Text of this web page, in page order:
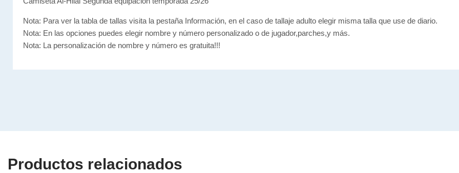
Nota: Para ver la tabla de tallas visita la pestaña Información, en el caso de tallaje adulto elegir misma talla que use de diario.
Nota: En las opciones puedes elegir nombre y número personalizado o de jugador,parches,y más.
Nota: La personalización de nombre y número es gratuita!!!
Productos relacionados